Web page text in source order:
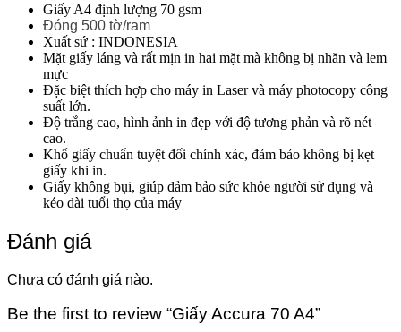
Giấy A4 định lượng 70 gsm
Đóng 500 tờ/ram
Xuất sứ : INDONESIA
Mặt giấy láng và rất mịn in hai mặt mà không bị nhăn và lem
mực
Đặc biệt thích hợp cho máy in Laser và máy photocopy công
suất lớn.
Độ trắng cao, hình ảnh in đẹp với độ tương phản và rõ nét
cao.
Khổ giấy chuẩn tuyệt đối chính xác, đảm bảo không bị kẹt
giấy khi in.
Giấy không bụi, giúp đảm bảo sức khỏe người sử dụng và
kéo dài tuổi thọ của máy
Đánh giá
Chưa có đánh giá nào.
Be the first to review “Giấy Accura 70 A4”